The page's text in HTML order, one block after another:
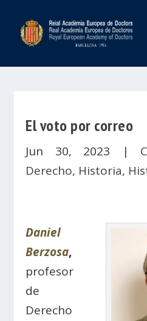
El voto por correo
Jun 30, 2023 |
Derecho, Historia,
Daniel
Berzosa,
profesor
de
Derecho